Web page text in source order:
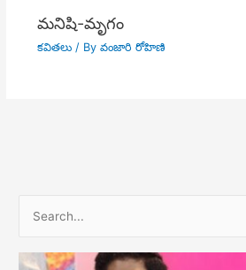
మనిషి-మృగం
కవితలు/ By వంజారి రోహిణి
a